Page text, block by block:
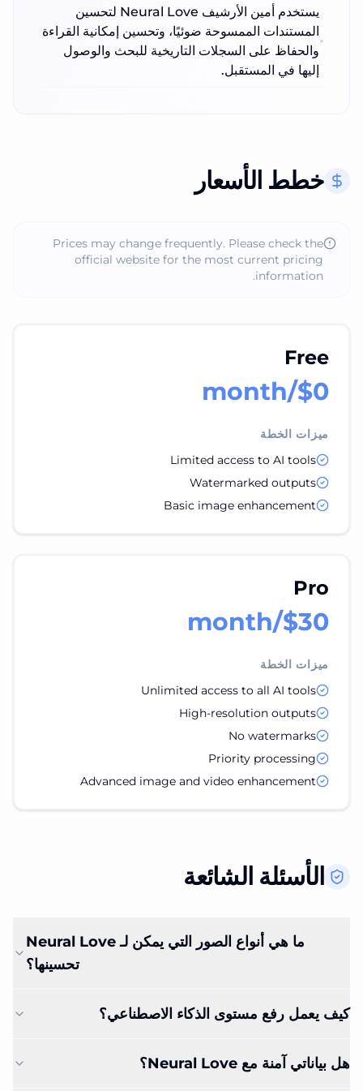
يستخدم أمين الأرشيف Neural Love لتحسين
المستندات الممسوحة ضوئيًا، وتحسين إمكانية القراءة
والحفاظ على السجلات التاريخية للبحث والوصول
إليها في المستقبل.
خطط الأسعار
Prices may change frequently. Please check the
official website for the most current pricing
information.
Free
$0/month
ميزات الخطة
Limited access to AI tools
Watermarked outputs
Basic image enhancement
Pro
$30/month
ميزات الخطة
Unlimited access to all AI tools
High-resolution outputs
No watermarks
Priority processing
Advanced image and video enhancement
الأسئلة الشائعة
ما هي أنواع الصور التي يمكن لـ Neural Love
تحسينها؟
كيف يعمل رفع مستوى الذكاء الاصطناعي؟
هل بياناتي آمنة مع Neural Love؟